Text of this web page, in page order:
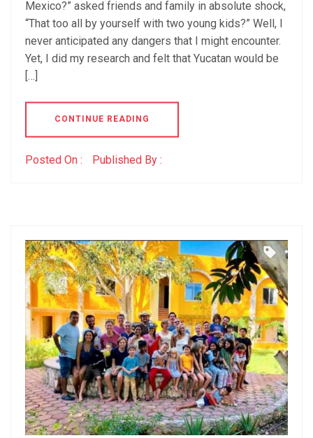
Mexico?” asked friends and family in absolute shock,
“That too all by yourself with two young kids?” Well, I
never anticipated any dangers that I might encounter.
Yet, I did my research and felt that Yucatan would be
[…]
CONTINUE READING
Posted On : Published By :